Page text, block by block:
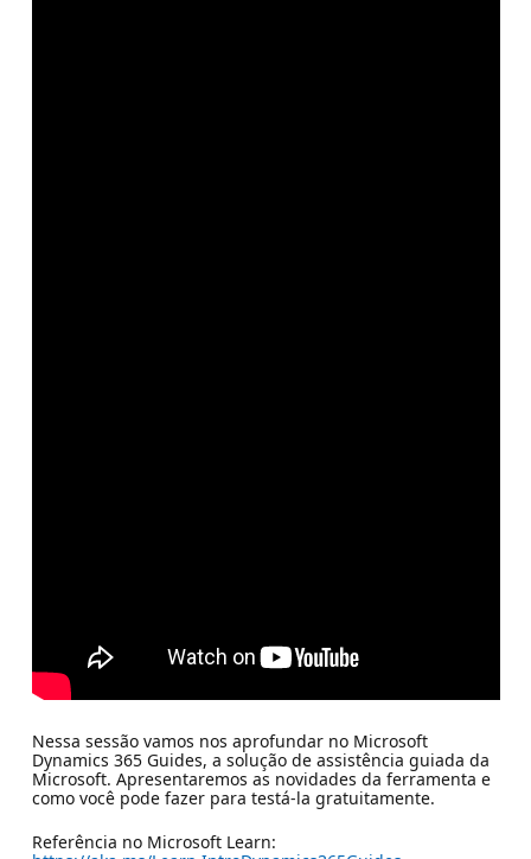
Nessa sessão vamos nos aprofundar no Microsoft
Dynamics 365 Guides, a solução de assistência guiada da
Microsoft. Apresentaremos as novidades da ferramenta e
como você pode fazer para testá-la gratuitamente.
Referência no Microsoft Learn: